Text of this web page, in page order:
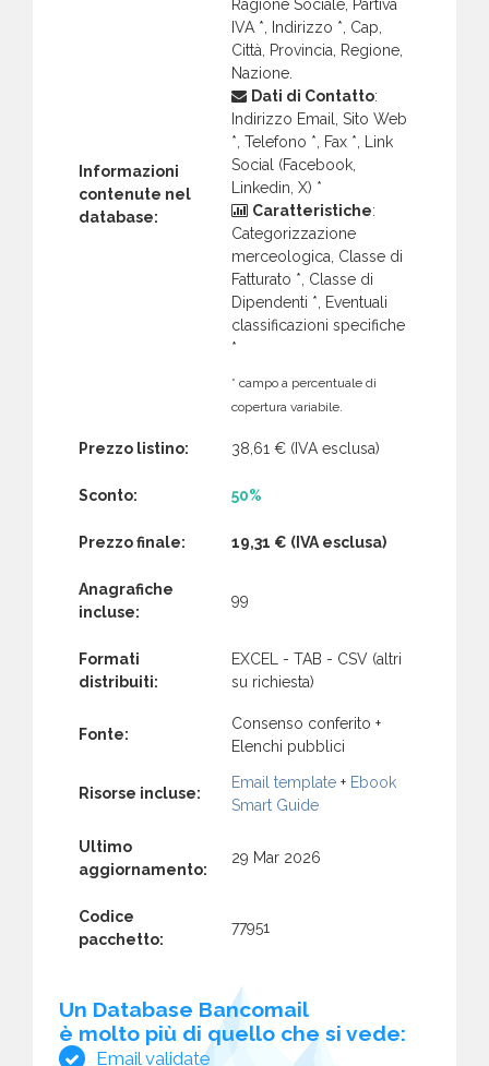
Informazioni
contenute nel
database:
Ragione Sociale, Partiva
IVA *, Indirizzo *, Cap,
Città, Provincia, Regione,
Nazione.
Dati di Contatto:
Indirizzo Email, Sito Web
*, Telefono *, Fax *, Link
Social (Facebook,
Linkedin, X) *
Caratteristiche:
Categorizzazione
merceologica, Classe di
Fatturato *, Classe di
Dipendenti *, Eventuali
classificazioni specifiche
*
* campo a percentuale di
copertura variabile.
Prezzo listino: 38,61 € (IVA esclusa)
Sconto: 50%
Prezzo finale: 19,31 € (IVA esclusa)
Anagrafiche
incluse:
99
Formati
distribuiti:
EXCEL - TAB - CSV (altri
su richiesta)
Fonte:
Consenso conferito +
Elenchi pubblici
Risorse incluse:
Email template + Ebook
Smart Guide
Ultimo
aggiornamento:
29 Mar 2026
Codice
pacchetto:
77951
Un Database Bancomail
è molto più di quello che si vede:
Email validate